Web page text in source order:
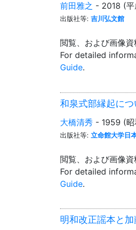
前田雅之 - 2018 (平
出版社等: 吉川弘文館
閲覧、および画像
For detailed
Guide.
和泉式部縁起に
大橋清秀 - 1959 (昭
出版社等: 立命館大学日
閲覧、および画像
For detailed
Guide.
明和改正謡本と